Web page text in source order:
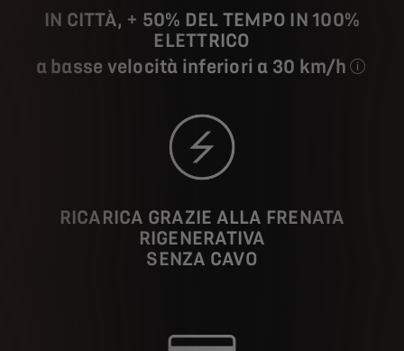
IN CITTÀ, + 50% DEL TEMPO IN 100%
ELETTRICO
a basse velocità inferiori a 30 km/h
RICARICA GRAZIE ALLA FRENATA
RIGENERATIVA
SENZA CAVO